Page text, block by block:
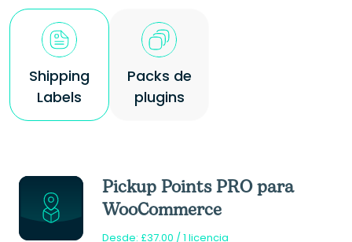
Shipping
Labels
Packs de
plugins
Pickup Points PRO para
WooCommerce
Desde: £37.00 / 1 licencia